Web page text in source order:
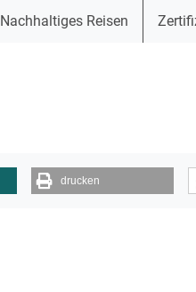
Nachhaltiges Reisen
drucken